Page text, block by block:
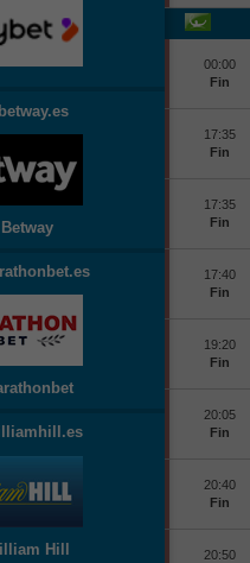
Betway
Hill
00:00
Fin
17:35
Fin
17:35
Fin
17:40
Fin
19:20
Fin
20:05
Fin
20:40
Fin
20:50